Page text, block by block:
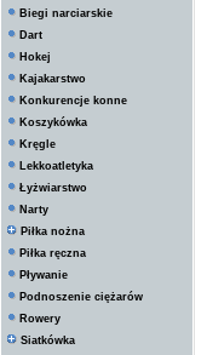
Biegi narciarskie
Dart
Hokej
Kajakarstwo
Konkurencje konne
Koszykówka
Kręgle
Lekkoatletyka
Łyżwiarstwo
Narty
Piłka nożna
Piłka ręczna
Pływanie
Podnoszenie ciężarów
Rowery
Siatkówka